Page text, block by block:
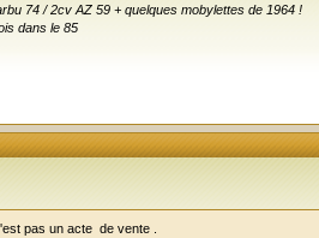
74 / 2cv AZ 59 + quelques mobylettes de 1964 !
dans le 85
pas un acte de vente .